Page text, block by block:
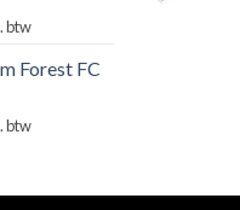
btw
Forest FC
btw